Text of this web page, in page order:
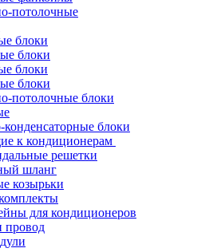
потолочные
блоки
блоки
блоки
блоки
потолочные блоки
блоки
к кондиционерам
решетки
шланг
козырьки
для кондиционеров
провод